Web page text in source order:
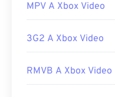
versions/
MPV A Xbox Video
3G2 A Xbox Video
RMVB A Xbox Video